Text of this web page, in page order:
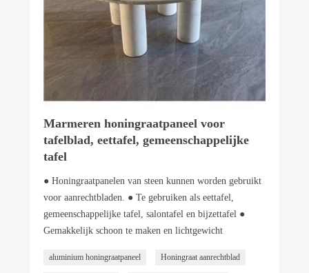
Marmeren honingraatpaneel voor
tafelblad, eettafel, gemeenschappelijke
tafel
● Honingraatpanelen van steen kunnen worden gebruikt
voor aanrechtbladen. ● Te gebruiken als eettafel,
gemeenschappelijke tafel, salontafel en bijzettafel ●
Gemakkelijk schoon te maken en lichtgewicht
aluminium honingraatpaneel Honingraat aanrechtblad